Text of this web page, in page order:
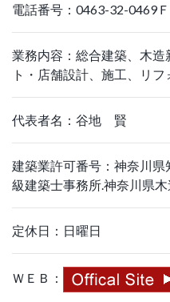
電話番号：0463-32-0469
業務内容：総合建築、木
ト・店舗設計、施工、リ
代表者名：谷地 賢
建築業許可番号：神奈川
級建築士事務所.神奈川県
定休日：日曜日
ＷＥＢ：